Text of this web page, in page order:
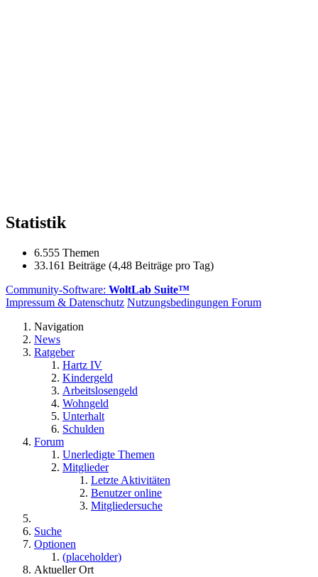
Statistik
6.555 Themen
33.161 Beiträge (4,48 Beiträge pro Tag)
Community-Software: WoltLab Suite™
Impressum & Datenschutz Nutzungsbedingungen Forum
Navigation
News
Ratgeber
Hartz IV
Kindergeld
Arbeitslosengeld
Wohngeld
Unterhalt
Schulden
Forum
Unerledigte Themen
Mitglieder
Letzte Aktivitäten
Benutzer online
Mitgliedersuche
Suche
Optionen
(placeholder)
Aktueller Ort